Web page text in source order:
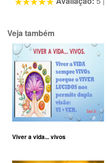
Veja também
Viver a vida... vivos